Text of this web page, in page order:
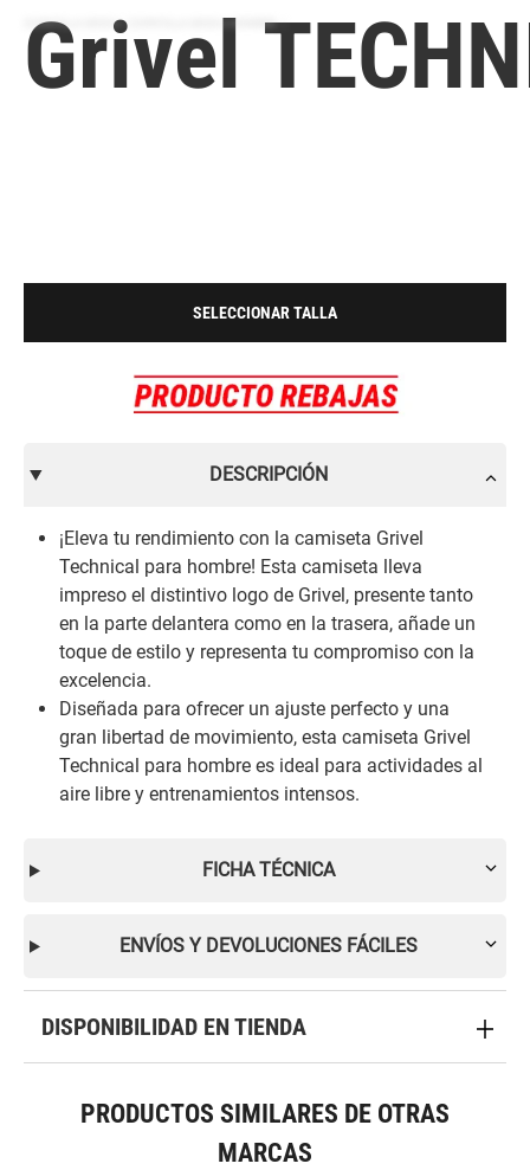
ZAPATILLA MODA | ZAPATILLA MODA HOMBRE
Grivel
SELECCIONAR TALLA
DESCRIPCIÓN
¡Eleva tu rendimiento con la camiseta Grivel
Technical para hombre! Esta camiseta lleva
impreso el distintivo logo de Grivel, presente tanto
en la parte delantera como en la trasera, añade un
toque de estilo y representa tu compromiso con la
excelencia.
Diseñada para ofrecer un ajuste perfecto y una
gran libertad de movimiento, esta camiseta Grivel
Technical para hombre es ideal para actividades al
aire libre y entrenamientos intensos.
FICHA TÉCNICA
ENVÍOS Y DEVOLUCIONES FÁCILES
DISPONIBILIDAD EN TIENDA
PRODUCTOS SIMILARES DE OTRAS
MARCAS